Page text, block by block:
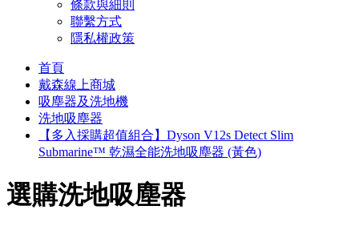
條款與細則
聯繫方式
隱私權政策
首頁
戴森線上商城
吸塵器及洗地機
洗地吸塵器
【多入採購超值組合】Dyson V12s Detect Slim
Submarine™ 乾濕全能洗地吸塵器 (黃色)
選購洗地吸塵器